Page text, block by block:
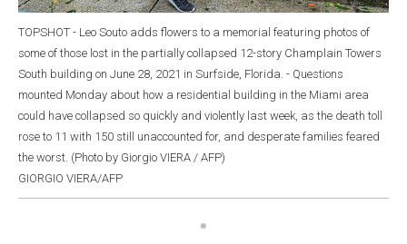
TOPSHOT - Leo Souto adds flowers to a memorial featuring photos of
some of those lost in the partially collapsed 12-story Champlain Towers
South building on June 28, 2021 in Surfside, Florida. - Questions
mounted Monday about how a residential building in the Miami area
could have collapsed so quickly and violently last week, as the death toll
rose to 11 with 150 still unaccounted for, and desperate families feared
the worst. (Photo by Giorgio VIERA / AFP)
GIORGIO VIERA/AFP